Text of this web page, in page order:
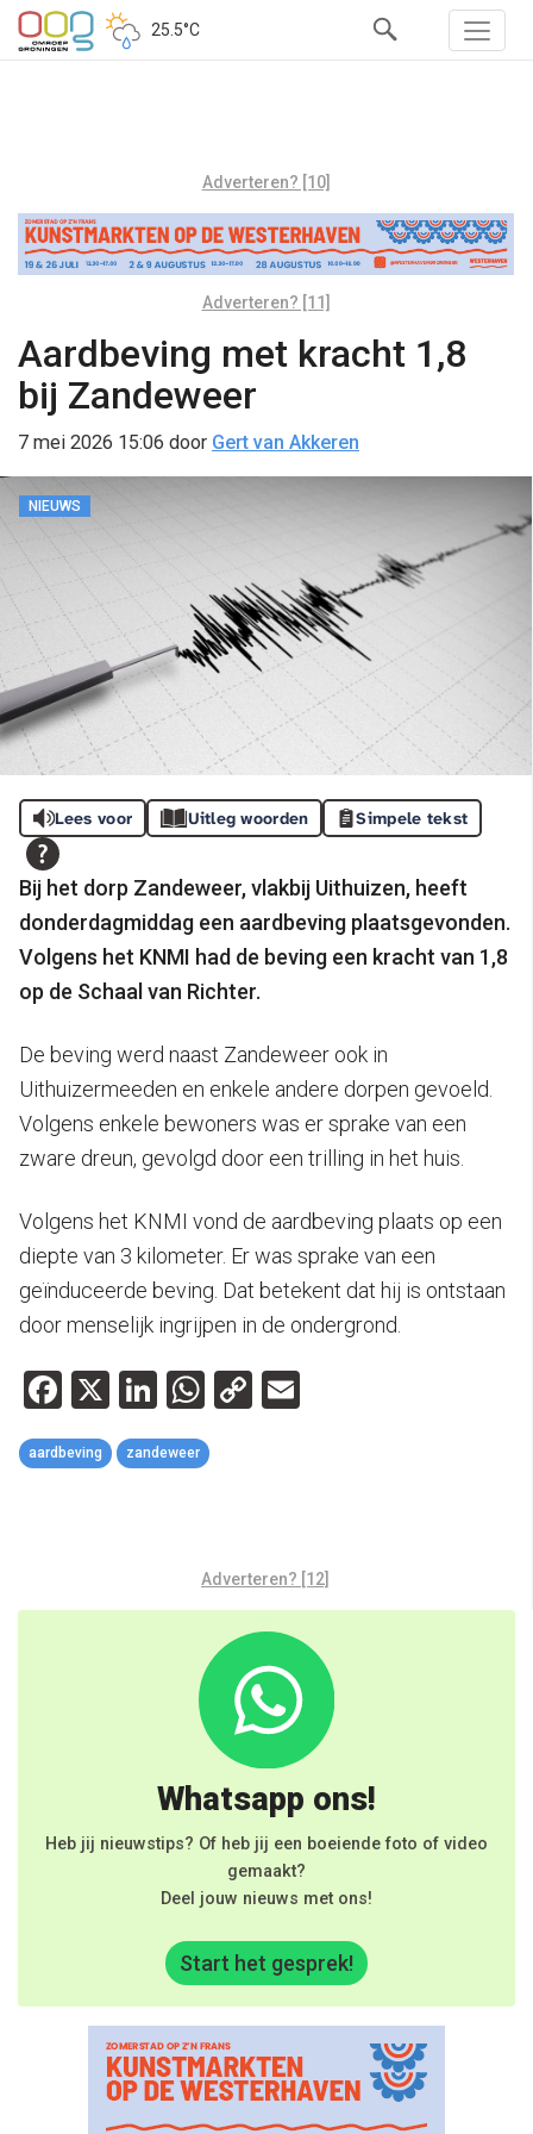
25.5°C
Adverteren? [10]
Adverteren? [11]
Aardbeving met kracht 1,8
bij Zandeweer
7 mei 2026 15:06 door Gert van Akkeren
NIEUWS
Lees voor Uitleg woorden Simpele tekst
Bij het dorp Zandeweer, vlakbij Uithuizen, heeft
donderdagmiddag een aardbeving plaatsgevonden.
Volgens het KNMI had de beving een kracht van 1,8
op de Schaal van Richter.
De beving werd naast Zandeweer ook in
Uithuizermeeden en enkele andere dorpen gevoeld.
Volgens enkele bewoners was er sprake van een
zware dreun, gevolgd door een trilling in het huis.
Volgens het KNMI vond de aardbeving plaats op een
diepte van 3 kilometer. Er was sprake van een
geïnduceerde beving. Dat betekent dat hij is ontstaan
door menselijk ingrijpen in de ondergrond.
Facebook
X LinkedIn
WhatsApp
Copy
aardbeving zandeweer
Adverteren? [12]
Whatsapp ons!
Heb jij nieuwstips? Of heb jij een boeiende foto of video
gemaakt?
Deel jouw nieuws met ons!
Start het gesprek!